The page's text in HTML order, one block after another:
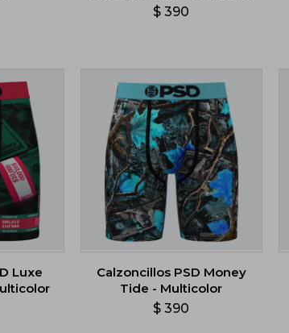
$ 390
Luxe
Calzoncillos PSD Money
Tide - Multicolor
$ 390